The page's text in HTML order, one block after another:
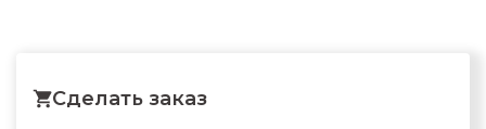
Сделать заказ